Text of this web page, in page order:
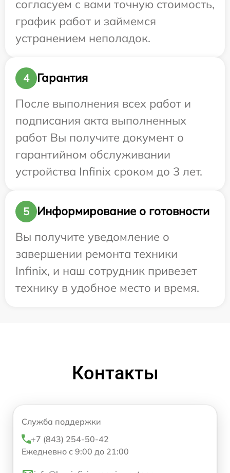
согласуем с вами точную стоимость,
график работ и займемся
устранением неполадок.
4
Гарантия
После выполнения всех работ и
подписания акта выполненных
работ Вы получите документ о
гарантийном обслуживании
устройства Infinix сроком до 3 лет.
5
Информирование о готовности
Вы получите уведомление о
завершении ремонта техники
Infinix, и наш сотрудник привезет
технику в удобное место и время.
Контакты
Служба поддержки
+7 (843) 254-50-42
Ежедневно с 9:00 до 21:00